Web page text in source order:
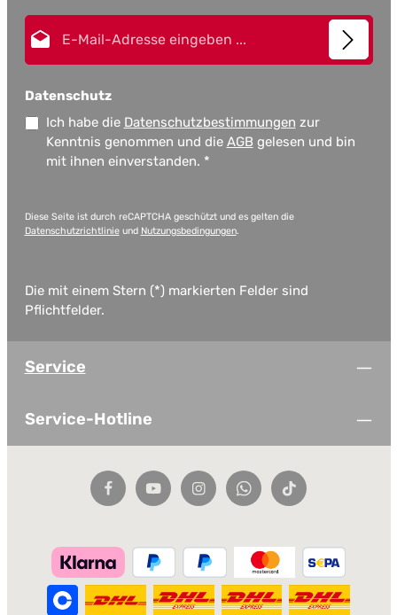
Datenschutz
Ich habe die Datenschutzbestimmungen zur
Kenntnis genommen und die AGB gelesen und bin
mit ihnen einverstanden. *
Diese Seite ist durch reCAPTCHA geschützt und es gelten die
Datenschutzrichtlinieund Nutzungsbedingungen.
Die mit einem Stern (*) markierten Felder sind
Pflichtfelder.
Service
Service-Hotline